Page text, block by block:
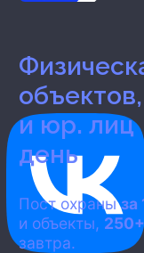
Физическая охрана
и юр. лиц
день
Пост охраныза
и объекты, 250+
завтра.